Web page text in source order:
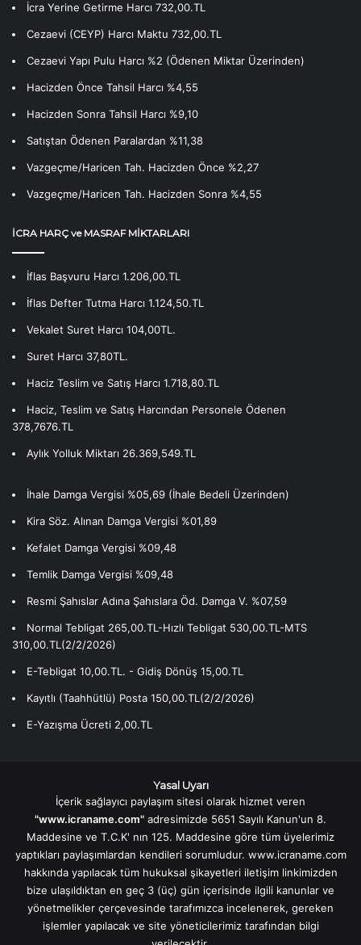
İcra Yerine Getirme Harcı 732,00.TL
Cezaevi (CEYP) Harcı Maktu 732,00.TL
Cezaevi Yapı Pulu Harcı %2 (Ödenen Miktar Üzerinden)
Hacizden Önce Tahsil Harcı %4,55
Hacizden Sonra Tahsil Harcı %9,10
Satıştan Ödenen Paralardan %11,38
Vazgeçme/Haricen Tah. Hacizden Önce %2,27
Vazgeçme/Haricen Tah. Hacizden Sonra %4,55
İCRA HARÇ ve MASRAF MİKTARLARI
İflas Başvuru Harcı 1.206,00.TL
İflas Defter Tutma Harcı 1.124,50.TL
Vekalet Suret Harcı 104,00TL.
Suret Harcı 37,80TL.
Haciz Teslim ve Satış Harcı 1.718,80.TL
Haciz, Teslim ve Satış Harcından Personele Ödenen
378,7676.TL
Aylık Yolluk Miktarı 26.369,549.TL
İhale Damga Vergisi %05,69 (İhale Bedeli Üzerinden)
Kira Söz. Alınan Damga Vergisi %01,89
Kefalet Damga Vergisi %09,48
Temlik Damga Vergisi %09,48
Resmi Şahıslar Adına Şahıslara Öd. Damga V. %07,59
Normal Tebligat 265,00.TL-Hızlı Tebligat 530,00.TL-MTS
310,00.TL(2/2/2026)
E-Tebligat 10,00.TL. - Gidiş Dönüş 15,00.TL
Kayıtlı (Taahhütlü) Posta 150,00.TL(2/2/2026)
E-Yazışma Ücreti 2,00.TL
Yasal Uyarı
İçerik sağlayıcı paylaşım sitesi olarak hizmet veren
"www.icraname.com" adresimizde 5651 Sayılı Kanun'un 8.
Maddesine ve T.C.K' nın 125. Maddesine göre tüm üyelerimiz
yaptıkları paylaşımlardan kendileri sorumludur. www.icraname.com
hakkında yapılacak tüm hukuksal şikayetleri iletişim linkimizden
bize ulaşıldıktan en geç 3 (üç) gün içerisinde ilgili kanunlar ve
yönetmelikler çerçevesinde tarafımızca incelenerek, gereken
işlemler yapılacak ve site yöneticilerimiz tarafından bilgi